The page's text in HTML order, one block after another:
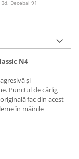
Bd. Decebal 91
N4
și
Punctul de cârlig
fac din acest
în mâinile